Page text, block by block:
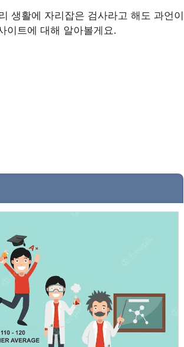
생활에 자리잡은 검사라고 해도 과언이
이트에 대해 알아볼게요.